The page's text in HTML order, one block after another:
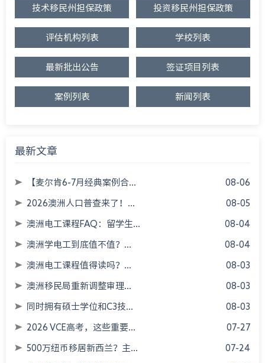
技术移民州担保政策 投资移民州担保政策
评估机构列表 学校列表
最新批出公告 签证项目列表
案例列表 新闻列表
最新文章
【麦尔肯6-7月经典案例合... 08-06
2026澳洲人口普查来了！... 08-05
澳洲电工课程FAQ：留学生... 08-04
澳洲学电工到底值不值？... 08-04
澳洲电工课程值得读吗？... 08-03
澳洲移民局重新调整审理... 08-03
同时拥有硕士学位和C3技... 08-03
2026 VCE高考，这些重要... 07-27
500万纽币移居新西兰？主... 07-24